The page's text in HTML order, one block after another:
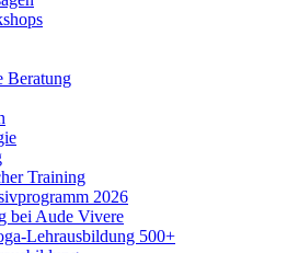
Beratung
Training
2026
bei Aude Vivere
Lehrausbildung 500+